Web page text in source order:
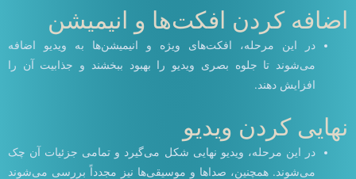
اضافه کردن افکت‌ها و انیمیشن
در این مرحله، افکت‌های ویژه و انیمیشن‌ها به ویدیو اضافه
می‌شوند تا جلوه‌ بصری ویدیو را بهبود ببخشند و جذابیت آن را
افزایش دهند.
نهایی کردن ویدیو
در این مرحله، ویدیو نهایی شکل می‌گیرد و تمامی جزئیات آن چک
می‌شوند. همچنین، صداها و موسیقی‌ها نیز مجدداً بررسی می‌شوند